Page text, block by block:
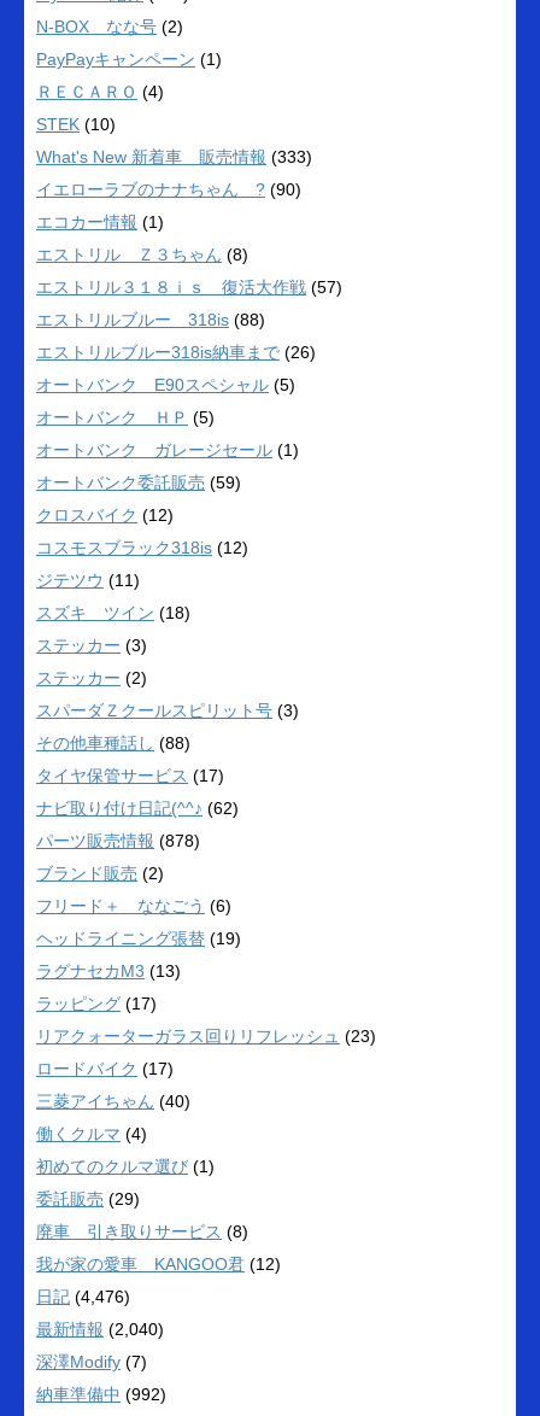
N-BOX なな号 (2)
PayPayキャンペーン (1)
ＲＥＣＡＲＯ (4)
STEK (10)
What's New 新着車 販売情報 (333)
イエローラブのナナちゃん ? (90)
エコカー情報 (1)
エストリル Ｚ３ちゃん (8)
エストリル３１８ｉｓ 復活大作戦 (57)
エストリルブルー 318is (88)
エストリルブルー318is納車まで (26)
オートバンク E90スペシャル (5)
オートバンク ＨＰ (5)
オートバンク ガレージセール (1)
オートバンク委託販売 (59)
クロスバイク (12)
コスモスブラック318is (12)
ジテツウ (11)
スズキ ツイン (18)
ステッカー (3)
ステッカー (2)
スパーダＺクールスピリット号 (3)
その他車種話し (88)
タイヤ保管サービス (17)
ナビ取り付け日記(^^♪ (62)
パーツ販売情報 (878)
ブランド販売 (2)
フリード＋ ななごう (6)
ヘッドライニング張替 (19)
ラグナセカM3 (13)
ラッピング (17)
リアクォーターガラス回りリフレッシュ (23)
ロードバイク (17)
三菱アイちゃん (40)
働くクルマ (4)
初めてのクルマ選び (1)
委託販売 (29)
廃車 引き取りサービス (8)
我が家の愛車 KANGOO君 (12)
日記 (4,476)
最新情報 (2,040)
深澤Modify (7)
納車準備中 (992)